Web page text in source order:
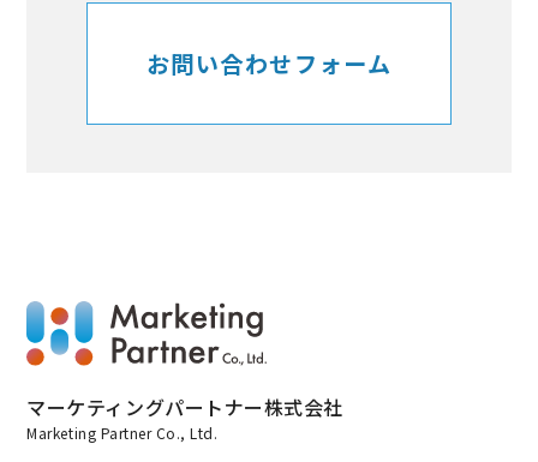
お問い合わせフォーム
マーケティングパートナー株式会社
Marketing Partner Co., Ltd.